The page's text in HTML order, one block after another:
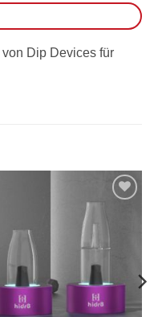
von Dip Devices für
Wunschliste